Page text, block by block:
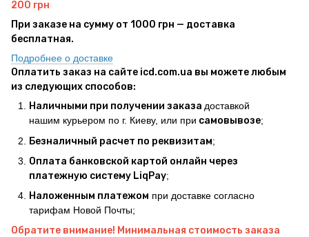
200 грн
При заказе на сумму от 1000 грн — доставка
бесплатная.
Подробнее о доставке
Оплатить заказ на сайте icd.com.ua вы можете любым
из следующих способов:
Наличными при получении заказа доставкой
нашим курьером по г. Киеву, или при самовывозе;
Безналичный расчет по реквизитам;
Оплата банковской картой онлайн через
платежную систему LiqPay;
Наложенным платежом при доставке согласно
тарифам Новой Почты;
Обратите внимание! Минимальная стоимость заказа